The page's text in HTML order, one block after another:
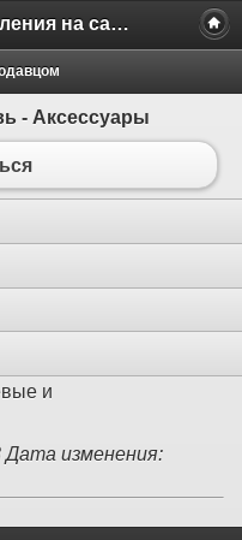
Бесплатные объявления на сайте MILAMO.ru
- Аксессуары
и
Дата изменения: